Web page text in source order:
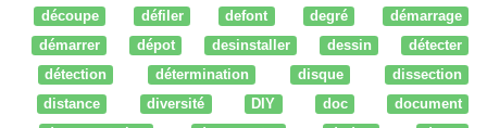
découpe
défiler defont degré
démarrage
démarrer
dépot desinstaller dessin
détecter
détection
détermination disque
dissection
distance
diversité DIY doc
document